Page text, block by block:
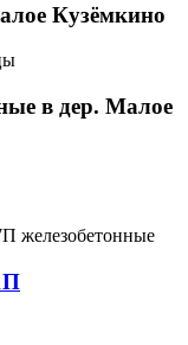
Кузёмкино
в дер. Малое